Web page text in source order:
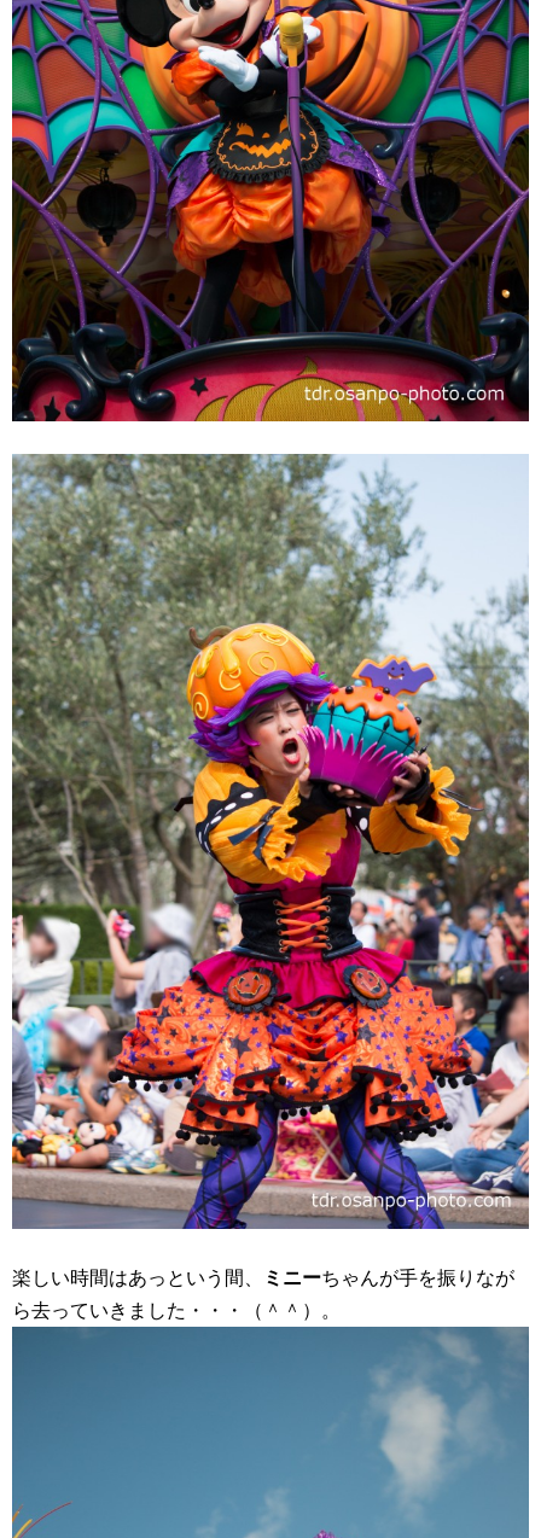
楽しい時間はあっという間、 ミニーちゃんが手を振りなが
ら去っていきました・・・（＾＾）。